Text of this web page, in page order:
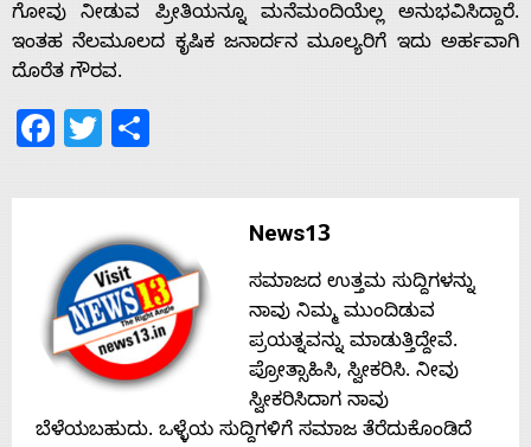
ಗೋವು ನೀಡುವ ಪ್ರೀತಿಯನ್ನೂ ಮನೆಮಂದಿಯೆಲ್ಲ ಅನುಭವಿಸಿದ್ದಾರೆ.
ಇಂತಹ ನೆಲಮೂಲದ ಕೃಷಿಕ ಜನಾರ್ದನ ಮೂಲ್ಯರಿಗೆ ಇದು ಅರ್ಹವಾಗಿ
ದೊರೆತ ಗೌರವ.
Facebook
Twitter
News13
ಸಮಾಜದ ಉತ್ತಮ ಸುದ್ದಿಗಳನ್ನು
ನಾವು ನಿಮ್ಮ ಮುಂದಿಡುವ
ಪ್ರಯತ್ನವನ್ನು ಮಾಡುತ್ತಿದ್ದೇವೆ.
ಪ್ರೋತ್ಸಾಹಿಸಿ, ಸ್ವೀಕರಿಸಿ. ನೀವು
ಸ್ವೀಕರಿಸಿದಾಗ ನಾವು
ಬೆಳೆಯಬಹುದು. ಒಳ್ಳೆಯ ಸುದ್ದಿಗಳಿಗೆ ಸಮಾಜ ತೆರೆದುಕೊಂಡಿದೆ